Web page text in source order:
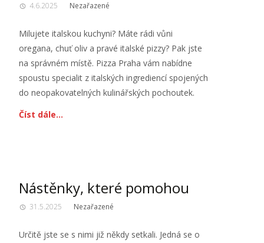
4.6.2025 Nezařazené
Milujete italskou kuchyni? Máte rádi vůni
oregana, chuť oliv a pravé italské pizzy? Pak jste
na správném místě. Pizza Praha vám nabídne
spoustu specialit z italských ingrediencí spojených
do neopakovatelných kulinářských pochoutek.
Číst dále…
Nástěnky, které pomohou
31.5.2025 Nezařazené
Určitě jste se s nimi již někdy setkali. Jedná se o